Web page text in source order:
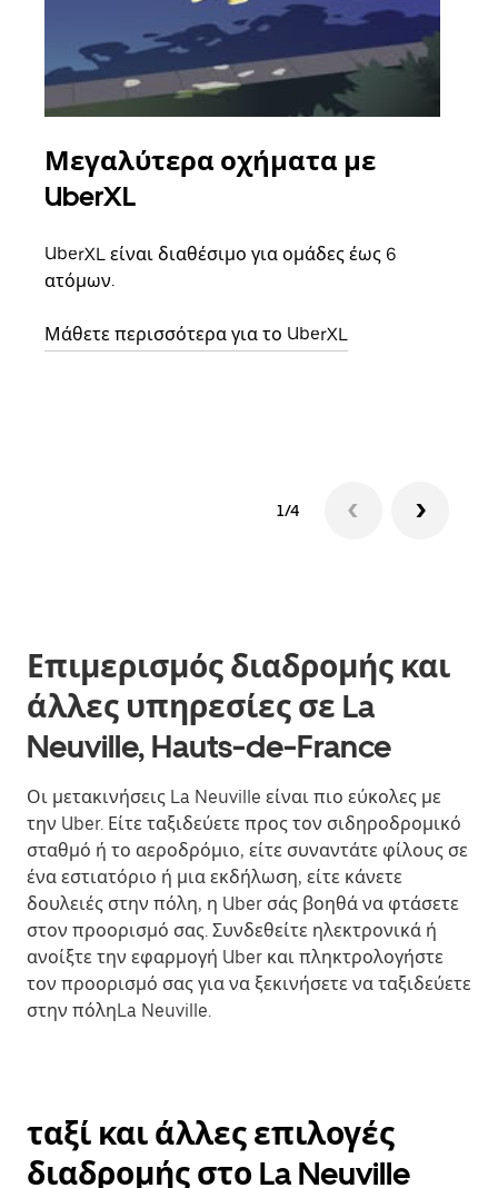
Μεγαλύτερα οχήματα με
UberXL
UberXL είναι διαθέσιμο για ομάδες έως 6
ατόμων.
Μάθετε περισσότερα για το UberXL
1/4
Επιμερισμός διαδρομής και
άλλες υπηρεσίες σε La
Neuville, Hauts-de-France
Οι μετακινήσεις La Neuville είναι πιο εύκολες με
την Uber. Είτε ταξιδεύετε προς τον σιδηροδρομικό
σταθμό ή το αεροδρόμιο, είτε συναντάτε φίλους σε
ένα εστιατόριο ή μια εκδήλωση, είτε κάνετε
δουλειές στην πόλη, η Uber σάς βοηθά να φτάσετε
στον προορισμό σας. Συνδεθείτε ηλεκτρονικά ή
ανοίξτε την εφαρμογή Uber και πληκτρολογήστε
τον προορισμό σας για να ξεκινήσετε να ταξιδεύετε
στην πόληLa Neuville.
ταξί και άλλες επιλογές
διαδρομής στο La Neuville